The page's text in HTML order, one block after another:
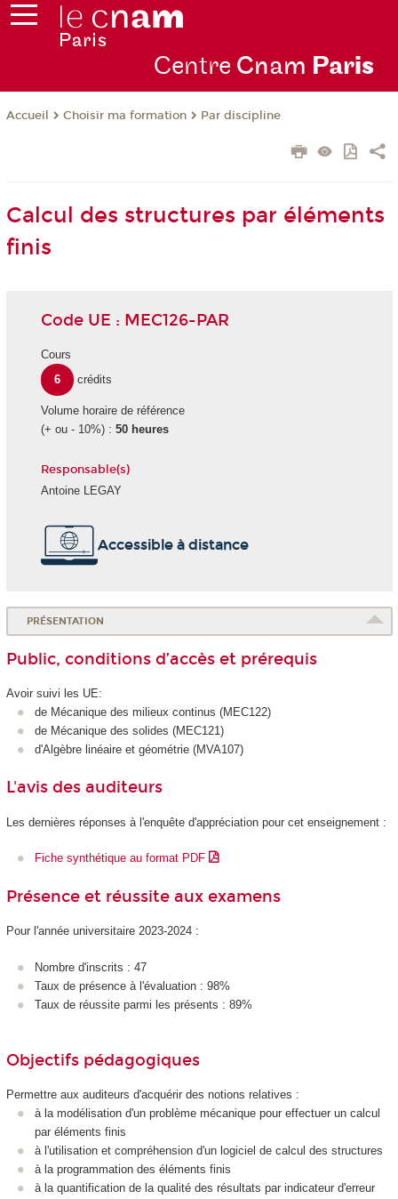
Centre Cnam Paris
Accueil Choisir ma formation Par discipline
Calcul des structures par éléments
finis
Code UE : MEC126-PAR
Cours
6
crédits
Volume horaire de référence
(+ ou - 10%) : 50 heures
Responsable(s)
Antoine LEGAY
Accessible à distance
PRÉSENTATION
Public, conditions d’accès et prérequis
Avoir suivi les UE:
de Mécanique des milieux continus (MEC122)
de Mécanique des solides (MEC121)
d'Algèbre linéaire et géométrie (MVA107)
L'avis des auditeurs
Les dernières réponses à l'enquête d'appréciation pour cet enseignement :
Fiche synthétique au format PDF
Présence et réussite aux examens
Pour l'année universitaire 2023-2024 :
Nombre d'inscrits : 47
Taux de présence à l'évaluation : 98%
Taux de réussite parmi les présents : 89%
Objectifs pédagogiques
Permettre aux auditeurs d'acquérir des notions relatives :
à la modélisation d'un problème mécanique pour effectuer un calcul
par éléments finis
à l'utilisation et compréhension d'un logiciel de calcul des structures
à la programmation des éléments finis
à la quantification de la qualité des résultats par indicateur d'erreur